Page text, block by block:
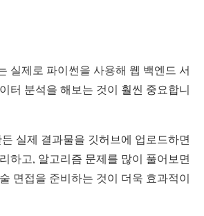
실제로 파이썬을 사용해 웹 백엔드 서
터 분석을 해보는 것이 훨씬 중요합니
실제 결과물을 깃허브에 업로드하면
하고, 알고리즘 문제를 많이 풀어보면
면접을 준비하는 것이 더욱 효과적이